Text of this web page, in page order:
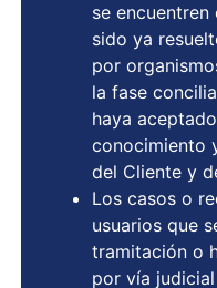
se
sido ya
por
la fase
haya
conocimiento
del Cliente y
Los casos o
usuarios que
tramitación o
por vía